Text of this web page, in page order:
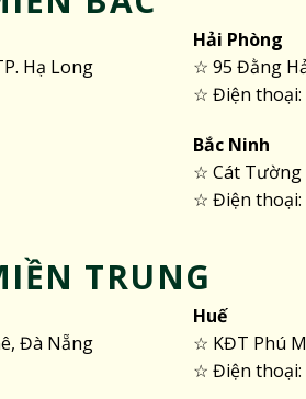
Hạ Long
Hải Phòng
☆ 95 Đằng
☆ Điện thoại:
Bắc Ninh
☆ Cát Tường
☆ Điện thoại:
TRUNG
Đà Nẵng
Huế
☆ KĐT Phú
☆ Điện thoại: